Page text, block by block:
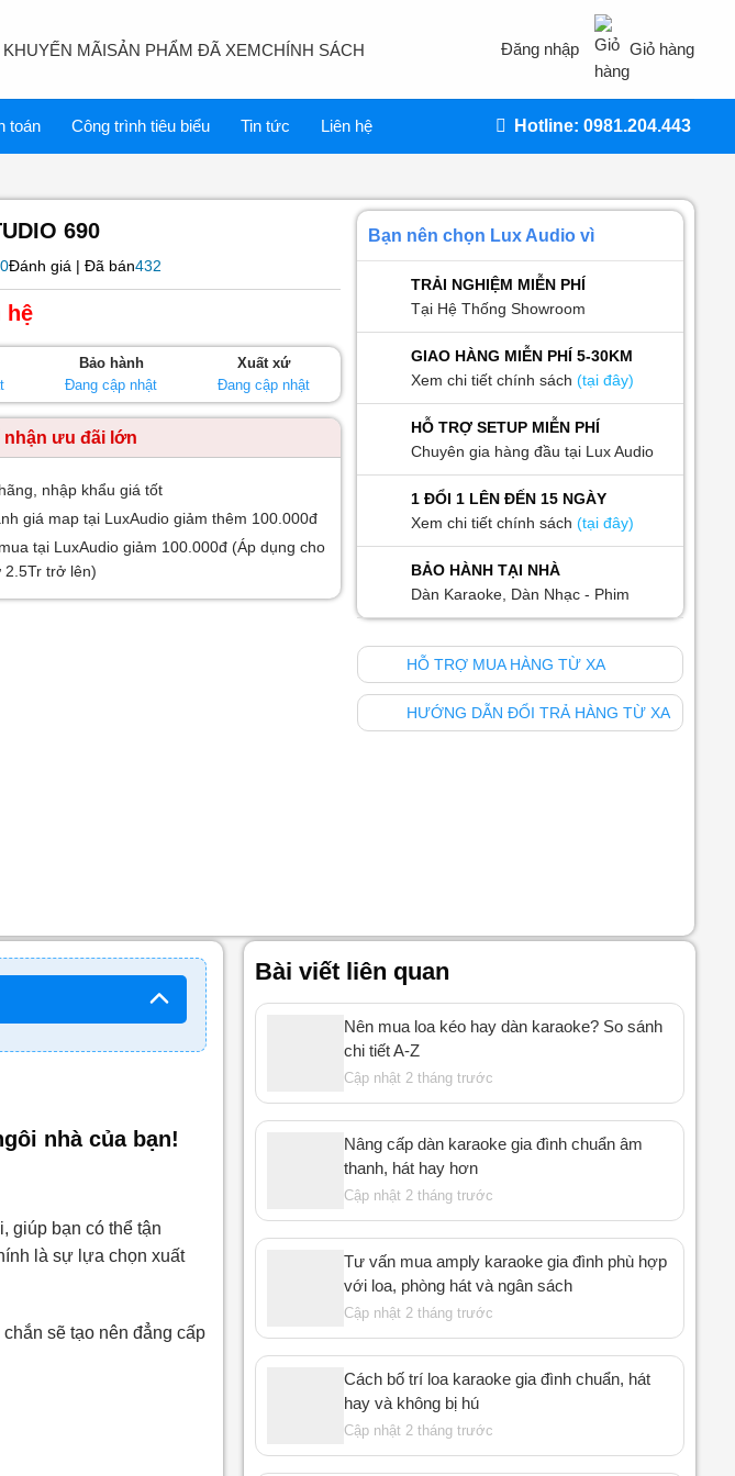
KHUYẾN MÃISẢN PHẨM ĐÃ XEMCHÍNH SÁCH Đăng nhập Giỏ hàng
toán Công trình tiêu biểu Tin tức Liên hệ Hotline: 0981.204.443
690
0Đánh giá | Đã bán432
hệ
Bảo hành
Đang cập nhật
Xuất xứ
Đang cập nhật
nhận ưu đãi lớn
nhập khẩu giá tốt
giá map tại LuxAudio giảm thêm 100.000đ
tại LuxAudio giảm 100.000đ (Áp dụng cho
2.5Tr trở lên)
Bạn nên chọn Lux Audio vì
TRẢI NGHIỆM MIỄN PHÍ
Tại Hệ Thống Showroom
GIAO HÀNG MIỄN PHÍ 5-30KM
Xem chi tiết chính sách (tại đây)
HỖ TRỢ SETUP MIỄN PHÍ
Chuyên gia hàng đầu tại Lux Audio
1 ĐỔI 1 LÊN ĐẾN 15 NGÀY
Xem chi tiết chính sách (tại đây)
BẢO HÀNH TẠI NHÀ
Dàn Karaoke, Dàn Nhạc - Phim
HỖ TRỢ MUA HÀNG TỪ XA
HƯỚNG DẪN ĐỔI TRẢ HÀNG TỪ XA
nhà của bạn!
giúp bạn có thể tận
là sự lựa chọn xuất
sẽ tạo nên đẳng cấp
Bài viết liên quan
Nên mua loa kéo hay dàn karaoke? So sánh
chi tiết A-Z
Cập nhật 2 tháng trước
Nâng cấp dàn karaoke gia đình chuẩn âm
thanh, hát hay hơn
Cập nhật 2 tháng trước
Tư vấn mua amply karaoke gia đình phù hợp
với loa, phòng hát và ngân sách
Cập nhật 2 tháng trước
Cách bố trí loa karaoke gia đình chuẩn, hát
hay và không bị hú
Cập nhật 2 tháng trước